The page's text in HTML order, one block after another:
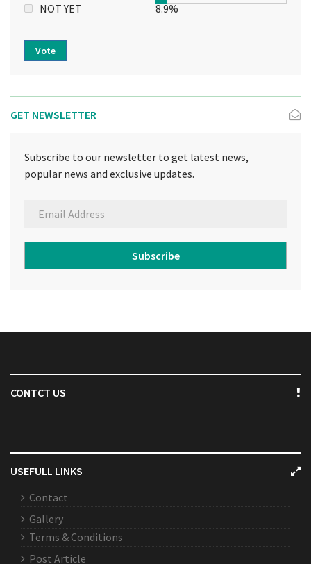
NOT YET 8.9%
Vote
GET NEWSLETTER
Subscribe to our newsletter to get latest news,
popular news and exclusive updates.
Subscribe
CONTCT US
USEFULL LINKS
Contact
Gallery
Terms & Conditions
Post Article